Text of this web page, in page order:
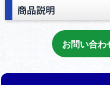
商品説明
お問い合わ